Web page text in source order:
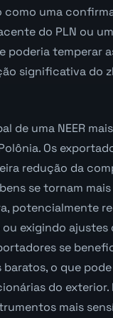
como uma
do PLN ou
poderia temperar
significativa do
de uma NEER
Os
redução da
se tornam
potencialmente
exigindo ajustes
se
baratos, o que
do exterior.
mais